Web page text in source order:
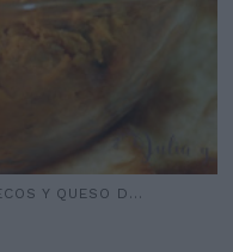
Y QUESO D...